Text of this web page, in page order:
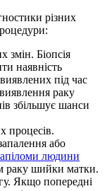
різних
змін. Біопсія
наявність
під час
раку
збільшує шанси
процесів.
або
людини
раку шийки матки.
Якщо попередні